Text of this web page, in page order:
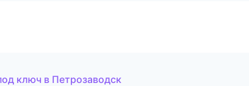
ключ в Петрозаводск